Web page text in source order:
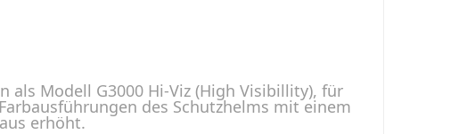
Modell G3000 Hi-Viz (High Visibillity), für
des Schutzhelms mit einem
erhöht.